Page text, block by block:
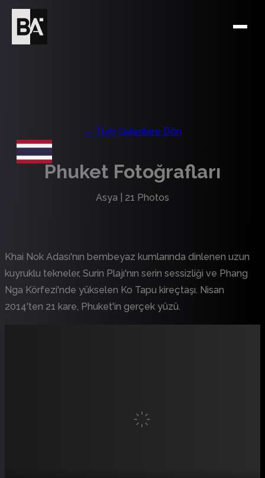
← Tüm Galerilere Dön
Phuket Fotoğrafları
Asya 21 Photos
Khai Nok Adası'nın bembeyaz kumlarında dinlenen uzun
kuyruklu tekneler, Surin Plajı'nın serin sessizliği ve Phang
Nga Körfezi'nde yükselen Ko Tapu kireçtaşı. Nisan
2014'ten 21 kare, Phuket'in gerçek yüzü.